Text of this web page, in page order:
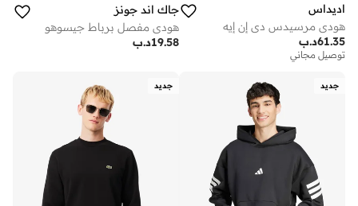
اديداس
هودي مرسيدس دي إن إيه
د.ب61.35
توصيل مجاني
جاك اند جونز
هودي مفصل برباط جيسوهو
د.ب19.58
جديد جديد